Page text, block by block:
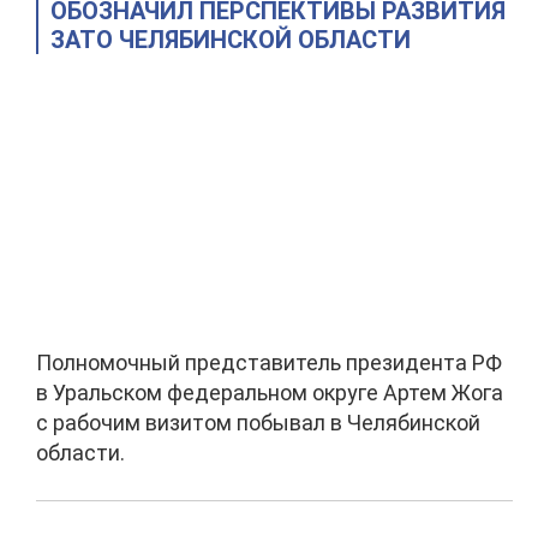
ОБОЗНАЧИЛ ПЕРСПЕКТИВЫ РАЗВИТИЯ
ЗАТО ЧЕЛЯБИНСКОЙ ОБЛАСТИ
Полномочный представитель президента РФ
в Уральском федеральном округе Артем Жога
с рабочим визитом побывал в Челябинской
области.